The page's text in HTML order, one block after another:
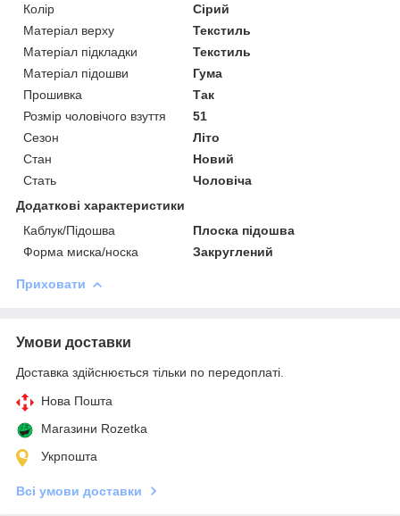
Колір
Сірий
Матеріал верху
Текстиль
Матеріал підкладки
Текстиль
Матеріал підошви
Гума
Прошивка
Так
Розмір чоловічого взуття
51
Сезон
Літо
Стан
Новий
Стать
Чоловіча
Додаткові характеристики
Каблук/Підошва
Плоска підошва
Форма миска/носка
Закруглений
Приховати
Умови доставки
Доставка здійснюється тільки по передоплаті.
Нова Пошта
Магазини Rozetka
Укрпошта
Всі умови доставки